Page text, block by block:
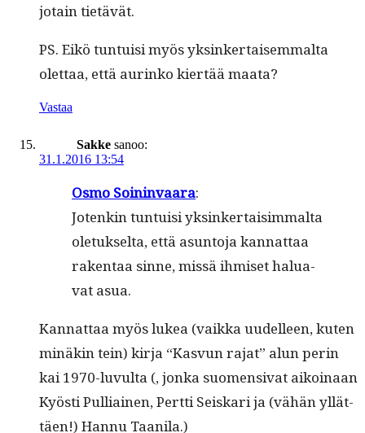
jotain tietävät.
PS. Eikö tun­tu­isi myös yksinker­taisem­mal­ta
olet­taa, että aurinko kiertää maata?
Vastaa
Sakke sanoo:
31.1.2016 13:54
Osmo Soin­in­vaara:
Jotenkin tun­tu­isi yksinker­taisim­mal­ta
ole­tuk­selta, että asun­to­ja kan­nat­taa
rak­en­taa sinne, mis­sä ihmiset halu­a­
vat asua.
Kan­nat­taa myös lukea (vaik­ka uudelleen, kuten
minäkin tein) kir­ja “Kasvun rajat” alun perin
kai 1970-luvul­ta (, jon­ka suomen­si­vat aikoinaan
Kyösti Pul­li­ainen, Pert­ti Seiskari ja (vähän yllät­
täen!) Han­nu Taanila.)